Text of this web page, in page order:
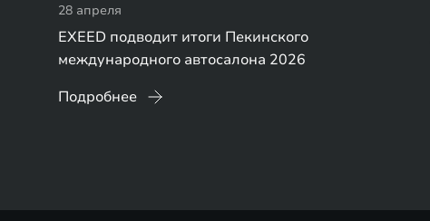
28 апреля
EXEED подводит итоги Пекинского
международного автосалона 2026
Подробнее